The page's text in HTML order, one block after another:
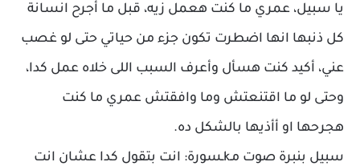
يا سبيل، عمري ما كنت هعمل زيه، قبل ما أجرح انسانة
كل ذنبها انها اضطرت تكون جزء من حياتي حتى لو غصب
عني، أكيد كنت هسأل وأعرف السبب اللى خلاه عمل كدا،
وحتى لو ما اقتنعتش وما وافقتش عمري ما كنت
هجرحها او أأذيها بالشكل ده.
سبيل بنبرة صوت مـkـسورة: انت بتقول كدا عشان انت